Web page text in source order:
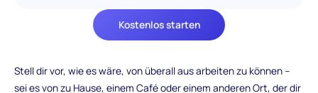
Kostenlos starten
Stell dir vor, wie es wäre, von überall aus arbeiten zu können –
sei es von zu Hause, einem Café oder einem anderen Ort, der dir